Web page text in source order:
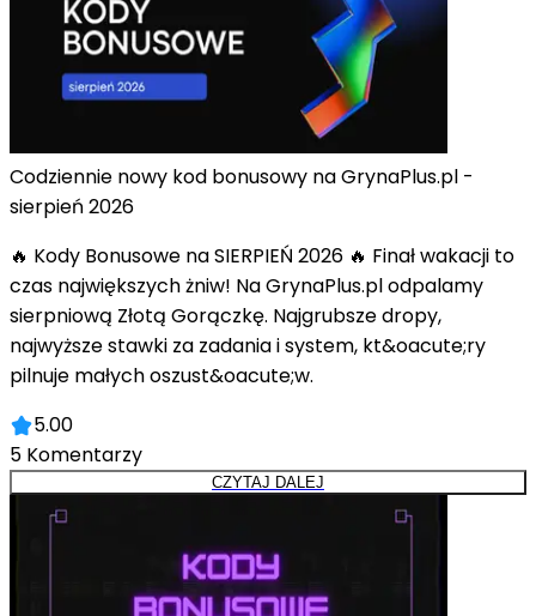
Codziennie nowy kod bonusowy na GrynaPlus.pl -
sierpień 2026
🔥 Kody Bonusowe na SIERPIEŃ 2026 🔥 Finał wakacji to
czas największych żniw! Na GrynaPlus.pl odpalamy
sierpniową Złotą Gorączkę. Najgrubsze dropy,
najwyższe stawki za zadania i system, kt&oacute;ry
pilnuje małych oszust&oacute;w.
5.00
5 Komentarzy
CZYTAJ DALEJ